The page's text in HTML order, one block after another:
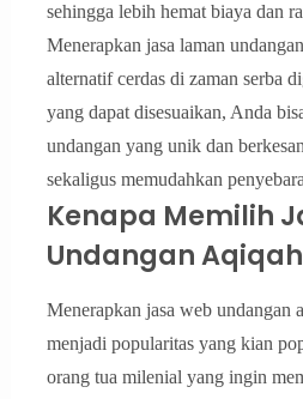
sehingga lebih hemat biaya dan
Menerapkan jasa laman
alternatif cerdas di zaman serba
yang dapat disesuaikan, Anda
undangan yang unik dan
sekaligus memudahkan
Kenapa Memilih
Undangan
Menerapkan jasa web undangan
menjadi popularitas yang kian
orang tua milenial yang ingin